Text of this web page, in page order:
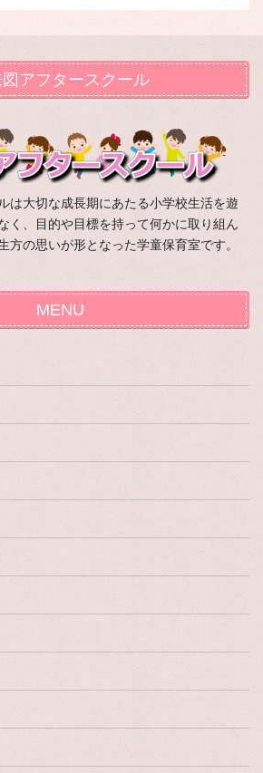
アフタースクール
は大切な成長期にあたる小学校生活を遊
く、目的や目標を持って何かに取り組ん
方の思いが形となった学童保育室です。
MENU